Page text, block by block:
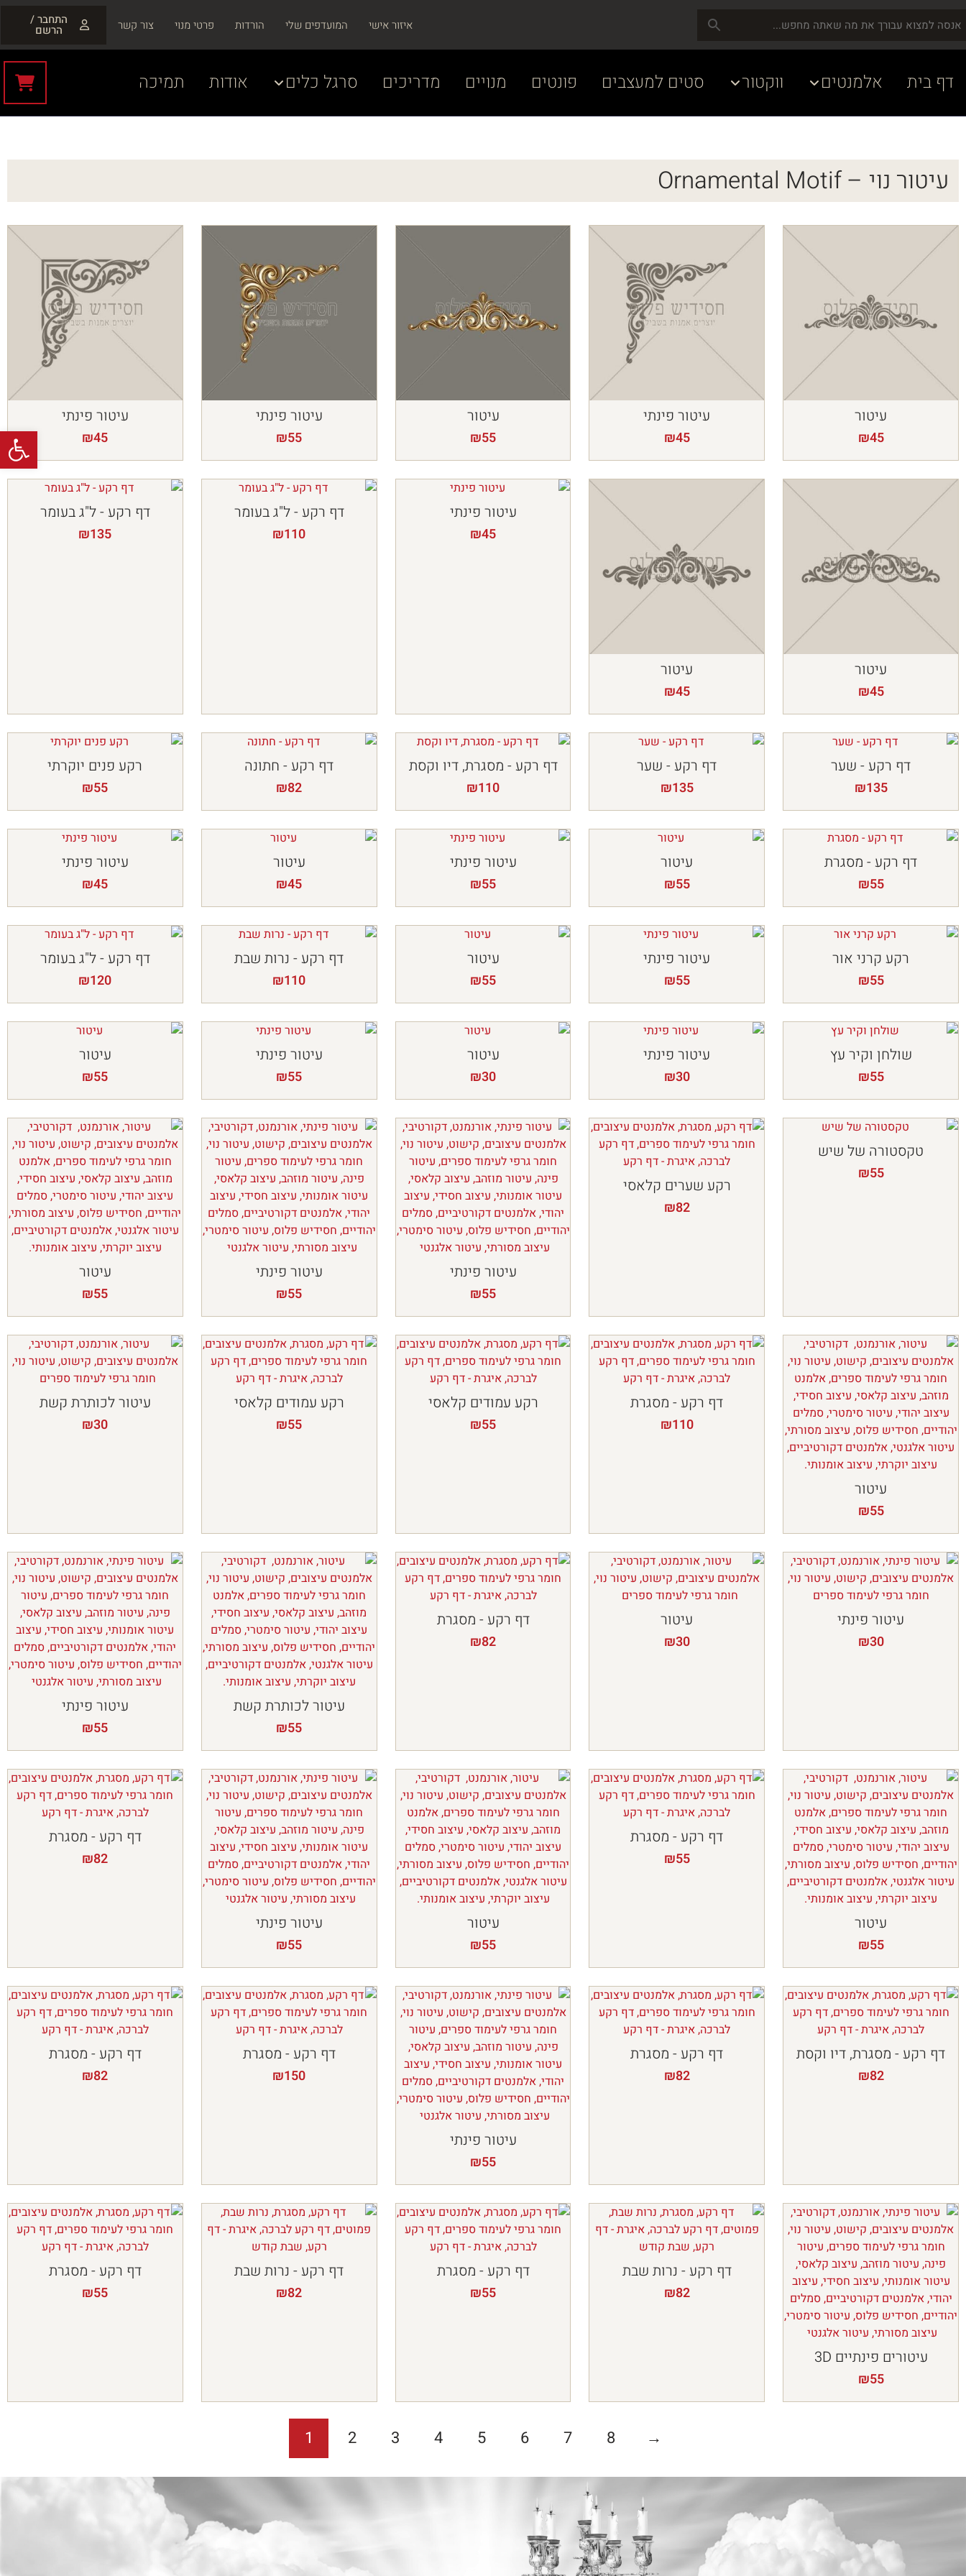
איזור אישי המועדפים שלי הורדות פרטי מנוי צור קשר התחבר /
הרשם
דף בית אלמנטים ווקטור סטים למעצבים פונטים מנויים מדריכים סרגל כלים אודות תמיכה
עיטור נוי – Ornamental Motif
עיטור
₪45
עיטור פינתי
₪45
עיטור
₪55
עיטור פינתי
₪55
עיטור פינתי
₪45
עיטור
₪45
עיטור
₪45
עיטור פינתי
₪45
דף רקע - ל"ג בעומר
₪110
דף רקע - ל"ג בעומר
₪135
דף רקע - שער
₪135
דף רקע - שער
₪135
דף רקע - מסגרת, דיו וקסת
₪110
דף רקע - חתונה
₪82
רקע פנים יוקרתי
₪55
דף רקע - מסגרת
₪55
עיטור
₪55
עיטור פינתי
₪55
עיטור
₪45
עיטור פינתי
₪45
רקע קרני אור
₪55
עיטור פינתי
₪55
עיטור
₪55
דף רקע - נרות שבת
₪110
דף רקע - ל"ג בעומר
₪120
שולחן וקיר עץ
₪55
עיטור פינתי
₪30
עיטור
₪30
עיטור פינתי
₪55
עיטור
₪55
טקסטורה של שיש
₪55
רקע שערים קלאסי
₪82
עיטור פינתי
₪55
עיטור פינתי
₪55
עיטור
₪55
עיטור
₪55
דף רקע - מסגרת
₪110
רקע עמודים קלאסי
₪55
רקע עמודים קלאסי
₪55
עיטור לכותרת קשת
₪30
עיטור פינתי
₪30
עיטור
₪30
דף רקע - מסגרת
₪82
עיטור לכותרת קשת
₪55
עיטור פינתי
₪55
עיטור
₪55
דף רקע - מסגרת
₪55
עיטור
₪55
עיטור פינתי
₪55
דף רקע - מסגרת
₪82
דף רקע - מסגרת, דיו וקסת
₪82
דף רקע - מסגרת
₪82
עיטור פינתי
₪55
דף רקע - מסגרת
₪150
דף רקע - מסגרת
₪82
עיטורים פינתיים 3D
₪55
דף רקע - נרות שבת
₪82
דף רקע - מסגרת
₪55
דף רקע - נרות שבת
₪82
דף רקע - מסגרת
₪55
1 2 3 4 5 6 7 8 →